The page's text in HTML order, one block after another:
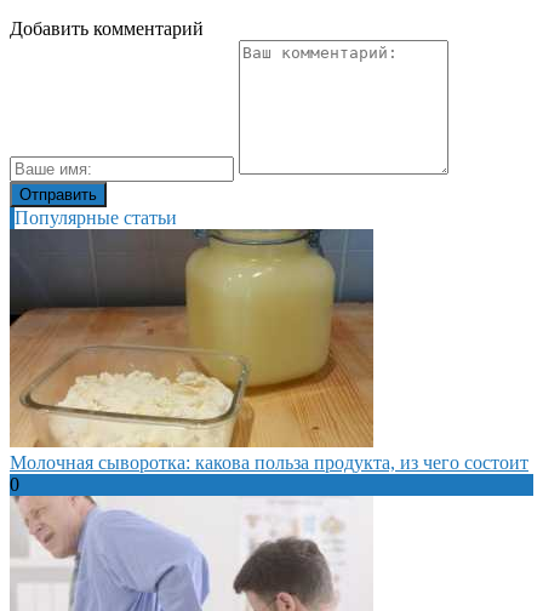
Добавить комментарий
Популярные статьи
Молочная сыворотка: какова польза продукта, из чего состоит
0